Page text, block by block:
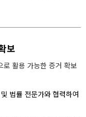
보
로 활용 가능한 증거 확보
법률 전문가와 협력하여